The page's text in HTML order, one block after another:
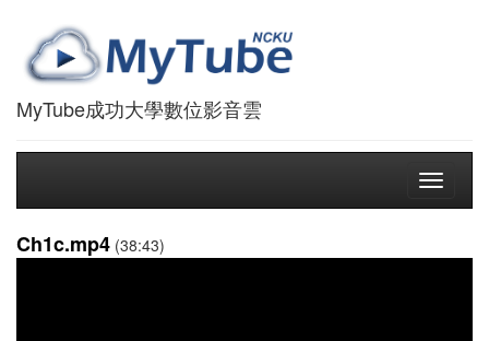
MyTube成功大學數位影音雲
Toggle
Ch1c.mp4 (38:43)